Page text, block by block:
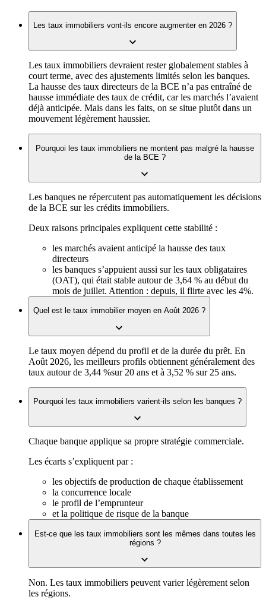
Les taux immobiliers vont-ils encore augmenter en 2026 ?
Les taux immobiliers devraient rester globalement stables à
court terme, avec des ajustements limités selon les banques.
La hausse des taux directeurs de la BCE n’a pas entraîné de
hausse immédiate des taux de crédit, car les marchés l’avaient
déjà anticipée. Mais dans les faits, on se situe plutôt dans un
mouvement légèrement haussier.
Pourquoi les taux immobiliers ne montent pas malgré la hausse
de la BCE ?
Les banques ne répercutent pas automatiquement les décisions
de la BCE sur les crédits immobiliers.
Deux raisons principales expliquent cette stabilité :
les marchés avaient anticipé la hausse des taux
directeurs
les banques s’appuient aussi sur les taux obligataires
(OAT), qui était stable autour de 3,64 % au début du
mois de juillet. Attention : depuis, il flirte avec les 4%.
Quel est le taux immobilier moyen en Août 2026 ?
Le taux moyen dépend du profil et de la durée du prêt. En
Août 2026, les meilleurs profils obtiennent généralement des
taux autour de 3,44 %sur 20 ans et à 3,52 % sur 25 ans.
Pourquoi les taux immobiliers varient-ils selon les banques ?
Chaque banque applique sa propre stratégie commerciale.
Les écarts s’expliquent par :
les objectifs de production de chaque établissement
la concurrence locale
le profil de l’emprunteur
et la politique de risque de la banque
Est-ce que les taux immobiliers sont les mêmes dans toutes les
régions ?
Non. Les taux immobiliers peuvent varier légèrement selon
les régions.